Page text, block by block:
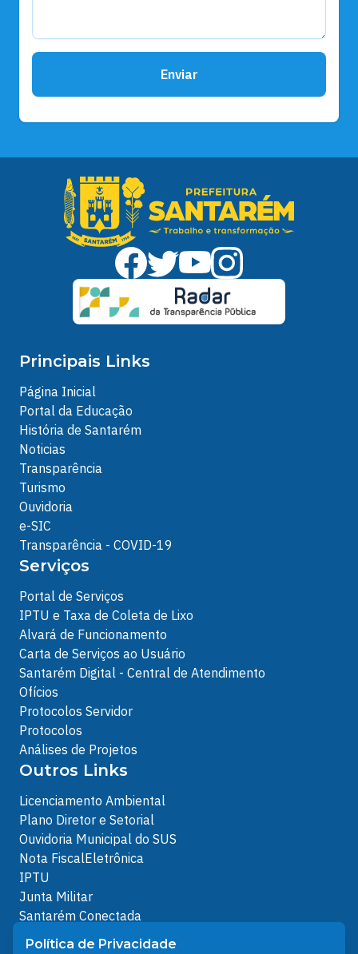
Enviar
Principais Links
Página Inicial
Portal da Educação
História de Santarém
Noticias
Transparência
Turismo
Ouvidoria
e-SIC
Transparência - COVID-19
Serviços
Portal de Serviços
IPTU e Taxa de Coleta de Lixo
Alvará de Funcionamento
Carta de Serviços ao Usuário
Santarém Digital - Central de Atendimento
Ofícios
Protocolos Servidor
Protocolos
Análises de Projetos
Outros Links
Licenciamento Ambiental
Plano Diretor e Setorial
Ouvidoria Municipal do SUS
Nota FiscalEletrônica
IPTU
Junta Militar
Santarém Conectada
Política de Privacidade
Política de Privacidade